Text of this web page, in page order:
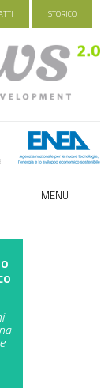
STORICO
MENU